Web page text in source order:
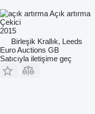
Açık artırma
Çekici
2015
Birleşik Krallık, Leeds
Euro Auctions GB
Satıcıyla iletişime geç